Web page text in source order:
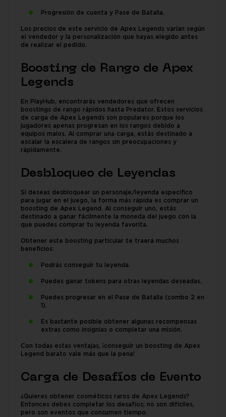
Progresión de cuenta y Pase de Batalla.
Los precios de este servicio de Apex Legends varían según
el vendedor y la personalización que hayas elegido antes
de realizar el pedido.
Boosting de Rango de Apex
Legends
En PlayHub, encontrarás vendedores que ofrecen
boostings de rango rápidos hasta Predator. Estos servicios
de carga de Apex Legends son populares porque los
jugadores apenas progresan en los rangos debido a
equipos malos. Al comprar una carga, estás destinado a
escalar la escalera de rangos sin preocupaciones y
rápidamente.
Desbloqueo de Leyendas
Si deseas desbloquear un personaje/leyenda específico
para jugar en el juego, la forma más rápida es comprar un
boosting de Apex Legend. Al conseguir uno, estás
destinado a ganar fácilmente la moneda del juego con la
que puedes comprar tu leyenda favorita.
Obtener este boosting particular te traerá muchos
beneficios:
Podrás conseguir tu leyenda.
Puedes ganar tokens para otras leyendas deseadas.
Puedes progresar en el Pase de Batalla (combo 2 en
1).
Es bastante posible obtener algunas recompensas
extras como insignias o completar una misión.
Con todas estas ventajas, ¡conseguir un boosting de Apex
Legend barato vale más que la pena!
Carga de Desafíos de Evento
¿Quieres obtener cosméticos raros de Apex Legends?
Entonces debes completar los desafíos; no son difíciles,
pero son eventos que consumen tiempo.